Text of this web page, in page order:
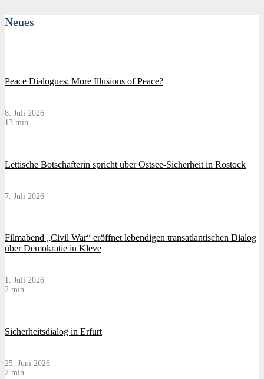
Neues
Peace Dialogues: More Illusions of Peace?
8. Juli 2026
13 min
Lettische Botschafterin spricht über Ostsee-Sicherheit in Rostock
7. Juli 2026
Filmabend „Civil War“ eröffnet lebendigen transatlantischen Dialog
über Demokratie in Kleve
1. Juli 2026
2 min
Sicherheitsdialog in Erfurt
25. Juni 2026
2 min